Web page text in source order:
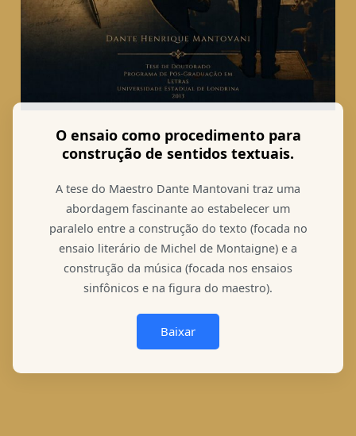
O ensaio como procedimento para
construção de sentidos textuais.
A tese do Maestro Dante Mantovani traz uma
abordagem fascinante ao estabelecer um
paralelo entre a construção do texto (focada no
ensaio literário de Michel de Montaigne) e a
construção da música (focada nos ensaios
sinfônicos e na figura do maestro).
Baixar